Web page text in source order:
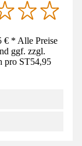
€ * Alle Preise
ggf. zzgl.
pro ST54,95